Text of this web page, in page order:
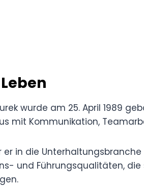
wurde am 25. April 1989
mit Kommunikation,
er in die
und Führungsqualitäten,